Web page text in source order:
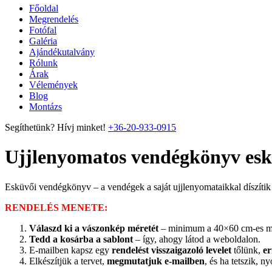
Főoldal
Megrendelés
Fotófal
Galéria
Ajándékutalvány
Rólunk
Árak
Vélemények
Blog
Montázs
Segíthetünk? Hívj minket! +36-20-933-0915
Ujjlenyomatos vendégkönyv
Esküvői vendégkönyv – a vendégek a saját ujjlenyomataikkal
RENDELÉS MENETE:
Válaszd ki a vászonkép méretét – minimum a 40×60 cm-es
Tedd a kosárba a sablont – így, ahogy látod a weboldalon.
E-mailben kapsz egy rendelést visszaigazoló levelet tőlünk,
Elkészítjük a tervet, megmutatjuk e-mailben, és ha tetszik,